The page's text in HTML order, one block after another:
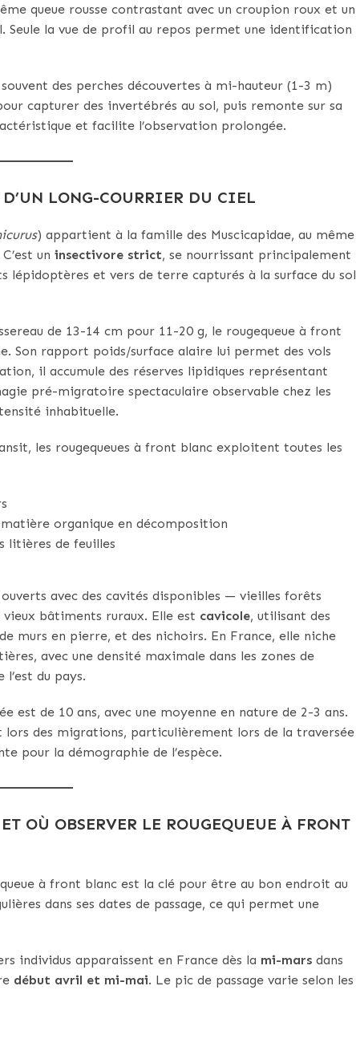
queue rousse contrastant avec un croupion roux et un
Seule la vue de profil au repos permet une identification
des perches découvertes à mi-hauteur (1-3 m)
capturer des invertébrés au sol, puis remonte sur sa
et facilite l’observation prolongée.
LONG-COURRIER DU CIEL
) appartient à la famille des Muscicapidae, au même
un insectivore strict, se nourrissant principalement
et vers de terre capturés à la surface du sol
de 13-14 cm pour 11-20 g, le rougequeue à front
Son rapport poids/surface alaire lui permet des vols
il accumule des réserves lipidiques représentant
pré-migratoire spectaculaire observable chez les
inhabituelle.
les rougequeues à front blanc exploitent toutes les
organique en décomposition
litières de feuilles
ouverts avec des cavités disponibles — vieilles forêts
bâtiments ruraux. Elle est cavicole, utilisant des
murs en pierre, et des nichoirs. En France, elle niche
avec une densité maximale dans les zones de
du pays.
est de 10 ans, avec une moyenne en nature de 2-3 ans.
lors des migrations, particulièrement lors de la traversée
pour la démographie de l’espèce.
OÙ OBSERVER LE ROUGEQUEUE À FRONT
à front blanc est la clé pour être au bon endroit au
dans ses dates de passage, ce qui permet une
individus apparaissent en France dès la mi-mars dans
début avril et mi-mai. Le pic de passage varie selon les